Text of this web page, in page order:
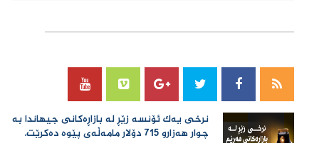
نرخی یەك ئۆنسە زێڕ لە بازاڕەكانی جیهاندا بە
چوار هەزارو 715 دۆلار مامەڵەی پێوە دەكرێت.